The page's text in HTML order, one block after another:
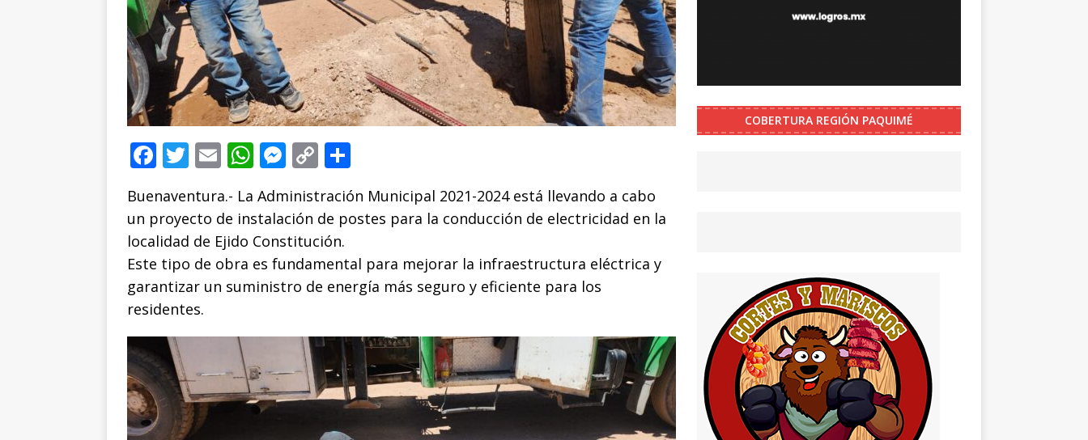
F
c
e
b
o
o
k
T
it
te
r
E
ai
l
W
at
s
A
p
M
ss
e
n
g
r
C
p
y
Li
n
o
m
p
ar
ti
Buenaventura.- La Administración Municipal 2021-2024 está llevando a cabo
un proyecto de instalación de postes para la conducción de electricidad en la
localidad de Ejido Constitución.
Este tipo de obra es fundamental para mejorar la infraestructura eléctrica y
garantizar un suministro de energía más seguro y eficiente para los
residentes.
COBERTURA REGIÓN PAQUIMÉ